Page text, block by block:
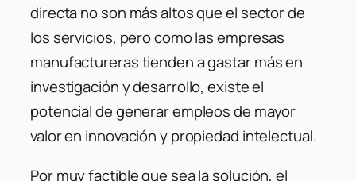
directa no son más altos que el sector de
los servicios, pero como las empresas
manufactureras tienden a gastar más en
investigación y desarrollo, existe el
potencial de generar empleos de mayor
valor en innovación y propiedad intelectual.
Por muy factible que sea la solución, el